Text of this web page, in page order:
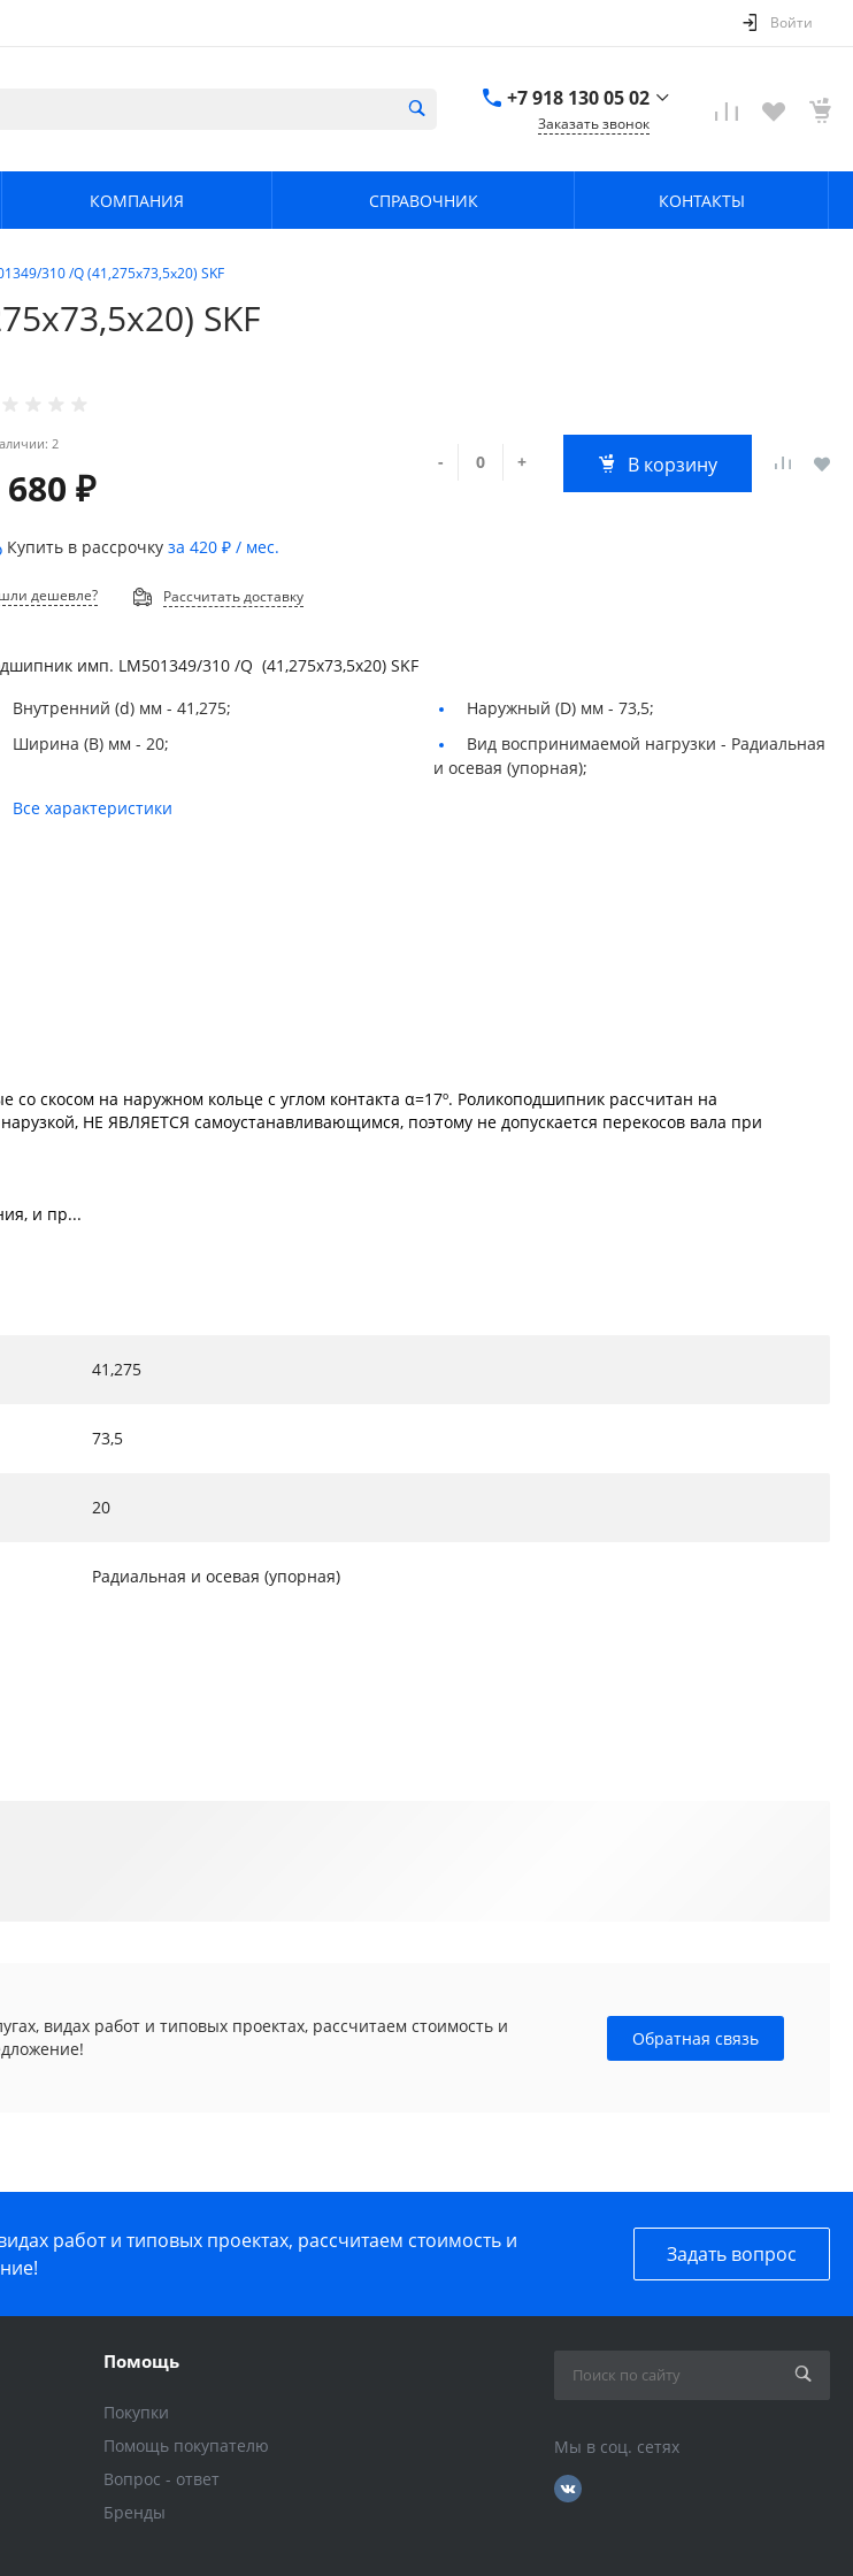
Войти
+7 918 130 05 02
Заказать звонок
КОМПАНИЯ СПРАВОЧНИК КОНТАКТЫ
310 /Q (41,275х73,5х20) SKF
SKF
2
680 ₽
- + В корзину
Купить в рассрочкуза420 ₽ / мес.
дешевле? Рассчитать доставку
имп. LM501349/310 /Q (41,275х73,5х20) SKF
Внутренний (d) мм -41,275; Наружный (D) мм -73,5;
Ширина (B) мм - 20; Вид воспринимаемой нагрузки - Радиальная
и осевая (упорная);
Все характеристики
скосом на наружном кольце с углом контакта α=17º. Роликоподшипник рассчитан на
НЕ ЯВЛЯЕТСЯ самоустанавливающимся, поэтому не допускается перекосов вала при
и пр...
41,275
73,5
20
Радиальная и осевая (упорная)
видах работ и типовых проектах, рассчитаем стоимость и
Обратная связь
работ и типовых проектах, рассчитаем стоимость и
Задать вопрос
Помощь
Покупки
Помощь покупателю
Вопрос - ответ
Бренды
Мы в соц. сетях